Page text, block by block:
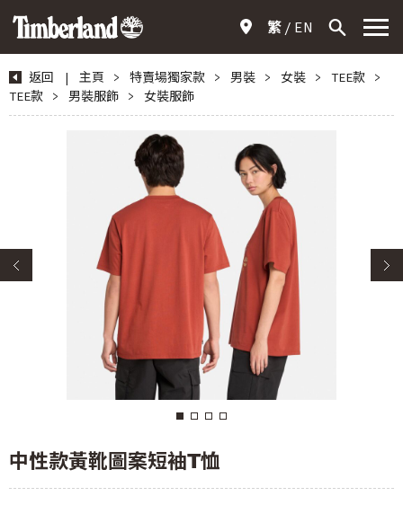
繁 EN
返回 | 主頁 > 特賣場獨家款 > 男裝 > 女裝 > TEE款
>
TEE款
> 男裝服飾 > 女裝服飾
中性款黃靴圖案短袖T恤